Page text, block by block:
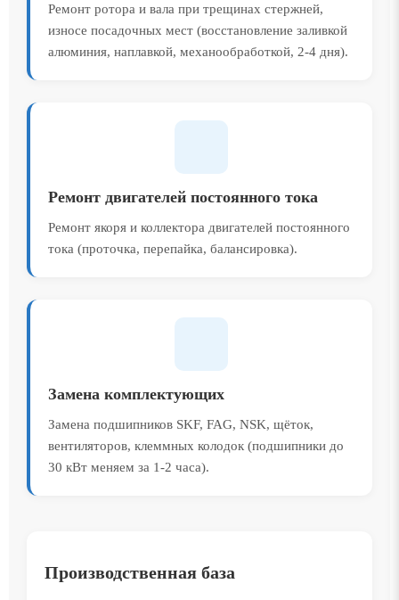
Ремонт ротора и вала при трещинах стержней,
износе посадочных мест (восстановление заливкой
алюминия, наплавкой, механообработкой, 2-4 дня).
Ремонт двигателей постоянного тока
Ремонт якоря и коллектора двигателей постоянного
тока (проточка, перепайка, балансировка).
Замена комплектующих
Замена подшипников SKF, FAG, NSK, щёток,
вентиляторов, клеммных колодок (подшипники до
30 кВт меняем за 1-2 часа).
Производственная база